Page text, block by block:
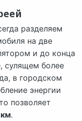
разделяем
на две
и до конца
сулящем более
в городском
энергии
позволяет
.